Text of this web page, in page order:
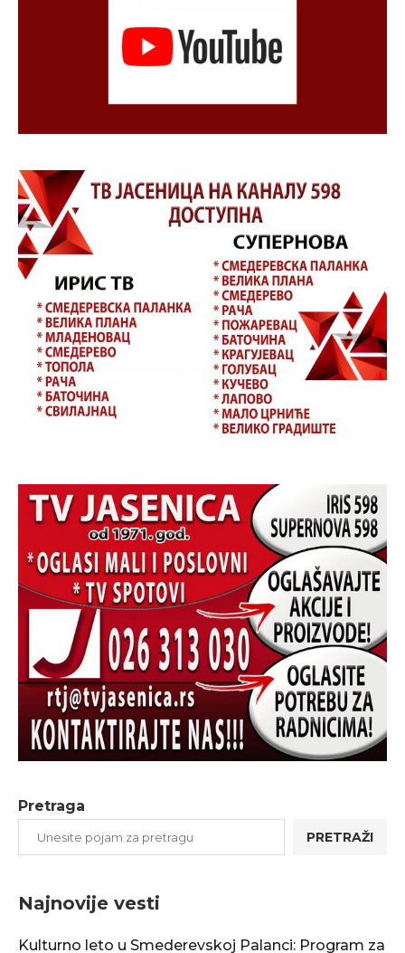
Pretraga
PRETRAŽI
Najnovije vesti
Kulturno leto u Smederevskoj Palanci: Program za